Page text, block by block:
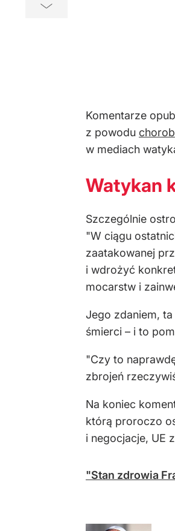
Komentarze
z powodu
w mediach
Watykan
Szczególnie
"W ciągu
zaatakowanej
i wdrożyć
mocarstw i
Jego zdaniem,
śmierci – i to
"Czy to
zbrojeń
Na koniec
którą proroczo
i negocjacje, UE
"Stan zdrowia